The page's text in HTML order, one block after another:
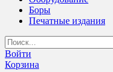
Боры
Печатные издания
Войти
Корзина